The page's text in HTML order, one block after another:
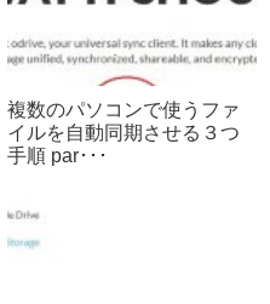
複数のパソコンで使うファ
イルを自動同期させる３つ
手順 par･･･